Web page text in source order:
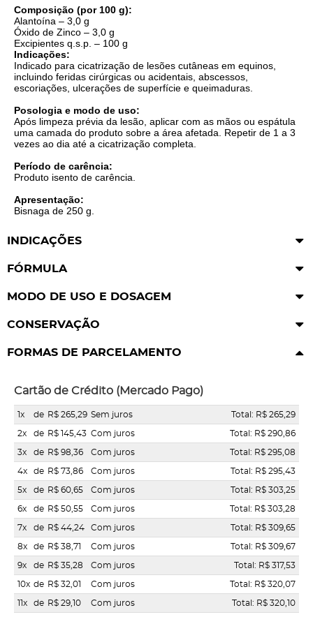
Composição (por 100 g):
Alantoína – 3,0 g
Óxido de Zinco – 3,0 g
Excipientes q.s.p. – 100 g
Indicações:
Indicado para cicatrização de lesões cutâneas em equinos,
incluindo feridas cirúrgicas ou acidentais, abscessos,
escoriações, ulcerações de superfície e queimaduras.
Posologia e modo de uso:
Após limpeza prévia da lesão, aplicar com as mãos ou espátula
uma camada do produto sobre a área afetada. Repetir de 1 a 3
vezes ao dia até a cicatrização completa.
Período de carência:
Produto isento de carência.
Apresentação:
Bisnaga de 250 g.
INDICAÇÕES
FÓRMULA
MODO DE USO E DOSAGEM
CONSERVAÇÃO
FORMAS DE PARCELAMENTO
Cartão de Crédito (Mercado Pago)
1x de R$ 265,29 Sem juros Total: R$ 265,29
2x de R$ 145,43 Com juros Total: R$ 290,86
3x de R$ 98,36 Com juros Total: R$ 295,08
4x de R$ 73,86 Com juros Total: R$ 295,43
5x de R$ 60,65 Com juros Total: R$ 303,25
6x de R$ 50,55 Com juros Total: R$ 303,28
7x de R$ 44,24 Com juros Total: R$ 309,65
8x de R$ 38,71 Com juros Total: R$ 309,67
9x de R$ 35,28 Com juros Total: R$ 317,53
10x de R$ 32,01 Com juros Total: R$ 320,07
11x de R$ 29,10 Com juros Total: R$ 320,10